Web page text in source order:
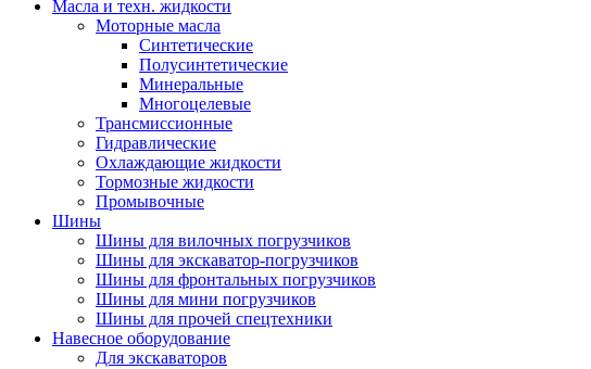
Масла и техн. жидкости
Моторные масла
Синтетические
Полусинтетические
Минеральные
Многоцелевые
Трансмиссионные
Гидравлические
Охлаждающие жидкости
Тормозные жидкости
Промывочные
Шины
Шины для вилочных погрузчиков
Шины для экскаватор-погрузчиков
Шины для фронтальных погрузчиков
Шины для мини погрузчиков
Шины для прочей спецтехники
Навесное оборудование
Для экскаваторов